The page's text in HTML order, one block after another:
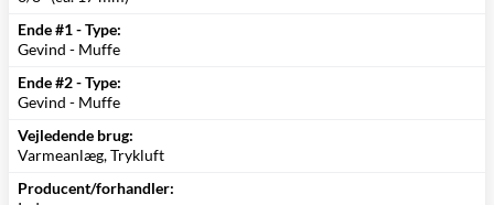
Ende #1 - Type:
Gevind - Muffe
Ende #2 - Type:
Gevind - Muffe
Vejledende brug:
Varmeanlæg, Trykluft
Producent/forhandler: